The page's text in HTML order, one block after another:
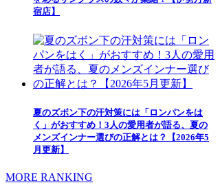
宿店】
夏のズボン下の汗対策には「ロンパンをは
く」がおすすめ！3人の愛用者が語る、夏の
メンズインナー選びの正解とは？【2026年5
月更新】
MORE RANKING